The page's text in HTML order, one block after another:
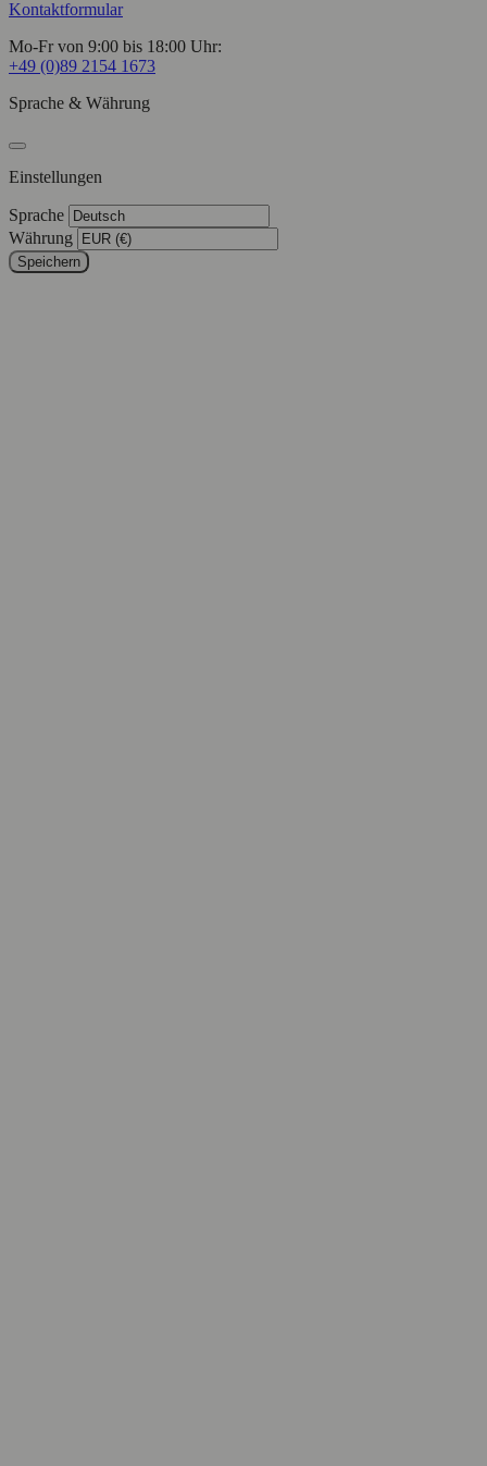
Kontaktformular
Mo-Fr von 9:00 bis 18:00 Uhr:
+49 (0)89 2154 1673
Sprache & Währung
Einstellungen
Sprache
Währung
Speichern